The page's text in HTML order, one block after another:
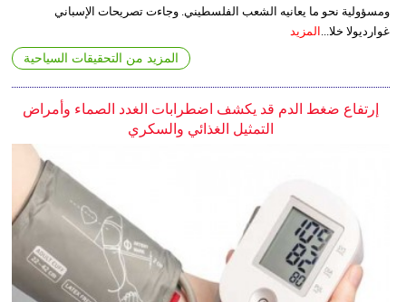
ومسؤولية نحو ما يعانيه الشعب الفلسطيني. وجاءت تصريحات الإسباني
غوارديولا خلا...
المزيد
المزيد من التحقيقات السياحية
إرتفاع ضغط الدم قد يكشف اضطرابات الغدد الصماء وأمراض
التمثيل الغذائي والسكري